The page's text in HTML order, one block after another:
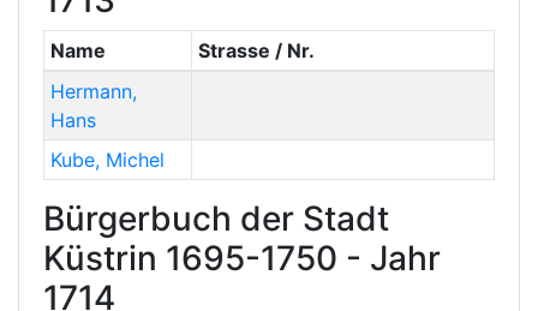
Name
Strasse / Nr.
Hermann,
Hans
Kube, Michel
Bürgerbuch der Stadt
Küstrin 1695-1750 - Jahr
1714